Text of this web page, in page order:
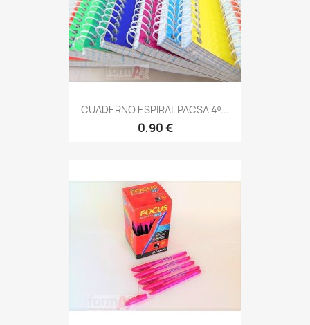
CUADERNO ESPIRAL PACSA 4º...
0,90 €